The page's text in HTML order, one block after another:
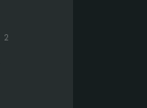
2